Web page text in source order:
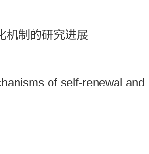
机制的研究进展
of self-renewal